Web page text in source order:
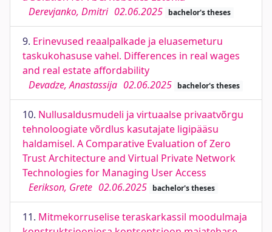
Derevjanko, Dmitri 02.06.2025 bachelor's theses
9. Erinevused reaalpalkade ja eluasemeturu
taskukohasuse vahel. Differences in real wages
and real estate affordability
Devadze, Anastassija 02.06.2025 bachelor's theses
10. Nullusaldusmudeli ja virtuaalse privaatvõrgu
tehnoloogiate võrdlus kasutajate ligipääsu
haldamisel. A Comparative Evaluation of Zero
Trust Architecture and Virtual Private Network
Technologies for Managing User Access
Eerikson, Grete 02.06.2025 bachelor's theses
11. Mitmekorruselise teraskarkassil moodulmaja